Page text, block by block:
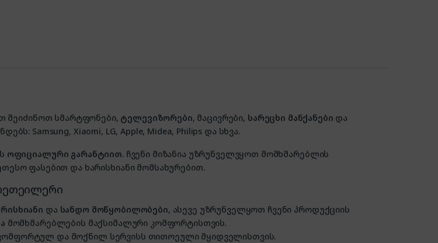
შეიძინოთ სმარტფონები, ტელევიზორები, მაცივრები, სარეცხი მანქანები და
Samsung, Xiaomi, LG, Apple, Midea, Philips და სხვა.
ოფიციალური გარანტიით. ჩვენი მიზანია უზრუნველვყოთ მომხმარებლის
ფასებით და ხარისხიანი მომსახურებით.
და სანდო მოწყობილობები, ასევე უზრუნველყოთ ჩვენი პროდუქციის
მომხმარებლების მაქსიმალური კომფორტისთვის.
და მოქნილ სერვისს თითოეული მყიდველისთვის.